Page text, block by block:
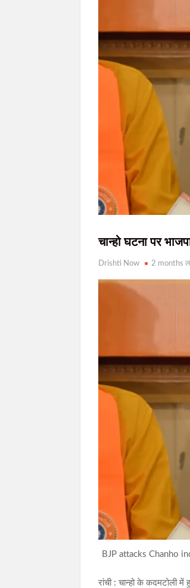
रिम्स में जलजमाव पर
JPSC-JSSC भर्ती
खलारी में तीन लापता
जमशेदपुर में चैन छिनतई
किसान विरोधी
चान्हो घटना पर
Drishti Now 2 months
BJP attacks Chanho
रांची : चान्हो के कदमटोली